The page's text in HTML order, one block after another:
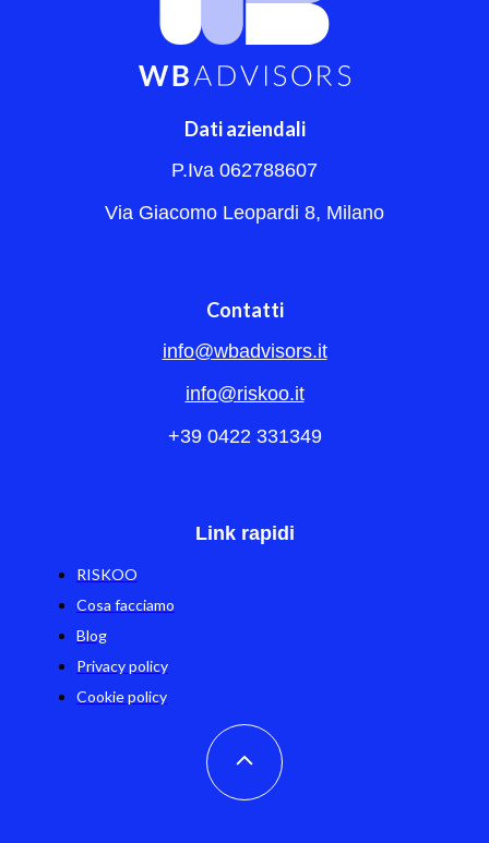
Dati aziendali
P.Iva 062788607
Via Giacomo Leopardi 8, Milano
Contatti
info@wbadvisors.it
info@riskoo.it
+39 0422 331349
Link rapidi
RISKOO
Cosa facciamo
Blog
Privacy policy
Cookie policy